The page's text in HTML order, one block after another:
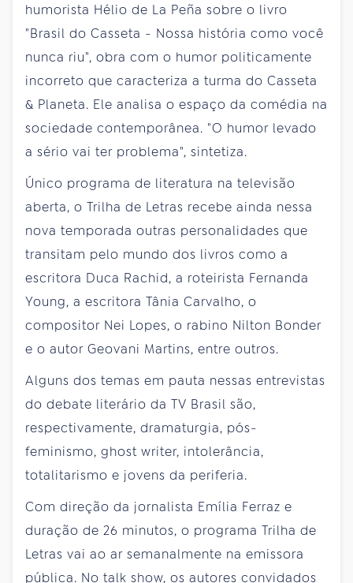
humorista Hélio de La Peña sobre o livro
"Brasil do Casseta - Nossa história como você
nunca riu", obra com o humor politicamente
incorreto que caracteriza a turma do Casseta
& Planeta. Ele analisa o espaço da comédia na
sociedade contemporânea. "O humor levado
a sério vai ter problema", sintetiza.
Único programa de literatura na televisão
aberta, o Trilha de Letras recebe ainda nessa
nova temporada outras personalidades que
transitam pelo mundo dos livros como a
escritora Duca Rachid, a roteirista Fernanda
Young, a escritora Tânia Carvalho, o
compositor Nei Lopes, o rabino Nilton Bonder
e o autor Geovani Martins, entre outros.
Alguns dos temas em pauta nessas entrevistas
do debate literário da TV Brasil são,
respectivamente, dramaturgia, pós-
feminismo, ghost writer, intolerância,
totalitarismo e jovens da periferia.
Com direção da jornalista Emília Ferraz e
duração de 26 minutos, o programa Trilha de
Letras vai ao ar semanalmente na emissora
pública. No talk show, os autores convidados